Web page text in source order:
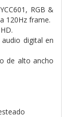
RGB &
120Hz frame.
digital en
de alto ancho